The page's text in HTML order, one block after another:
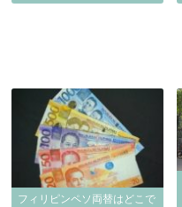
フィリピンペソ両替はどこで